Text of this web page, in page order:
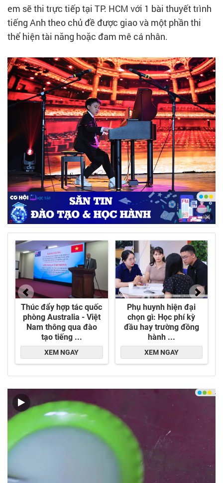
em sẽ thi trực tiếp tại TP. HCM với 1 bài thuyết trình
tiếng Anh theo chủ đề được giao và một phần thi
thể hiện tài năng hoặc đam mê cá nhân.
Thí sinh trình diễn tài năng trên sân khấu năm 2024 -
Ảnh: ILA